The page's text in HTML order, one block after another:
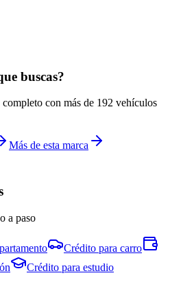
buscas?
con más de 192 vehículos
Más de esta marca
a paso
Crédito para carro
Crédito para estudio